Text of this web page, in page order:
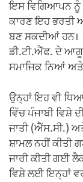
ਇਸ ਵਿਗਿਆਪਨ ਨੂੰ
ਕਾਰਣ ਇਹ ਭਰਤੀ
ਬਣ ਸਕਦੀਆਂ ਹਨ।
ਡੀ.ਟੀ.ਐੱਫ. ਦੇ
ਸਮਾਜਿਕ ਨਿਆਂ
ਉਨ੍ਹਾਂ ਇਹ ਵੀ
ਵਿੱਚ ਪੰਜਾਬੀ ਵਿਸ਼ੇ
ਜਾਤੀ (ਐੱਸ.ਸੀ.)
ਸ਼ਾਮਲ ਨਹੀਂ ਕੀਤੀ
ਜਾਰੀ ਕੀਤੀ ਗਈ
ਵਿਸ਼ੇ ਲਈ ਇਨ੍ਹਾਂ